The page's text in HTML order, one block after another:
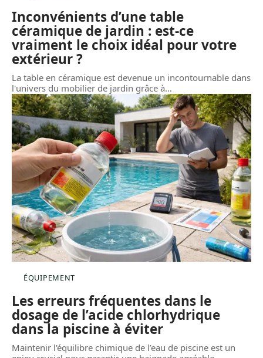
Inconvénients d’une table
céramique de jardin : est-ce
vraiment le choix idéal pour votre
extérieur ?
La table en céramique est devenue un incontournable dans
l'univers du mobilier de jardin grâce à…
ÉQUIPEMENT
Les erreurs fréquentes dans le
dosage de l’acide chlorhydrique
dans la piscine à éviter
Maintenir l'équilibre chimique de l’eau de piscine est un